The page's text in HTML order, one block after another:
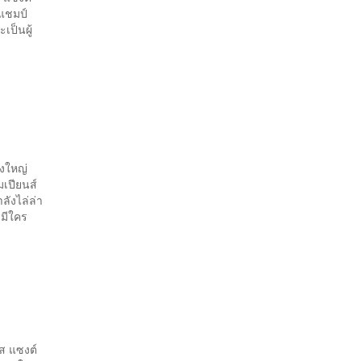
ชมป์
เป็นผู้
ใหญ่
ปียนส์
งไล่ล่า
ใคร
แซงต์